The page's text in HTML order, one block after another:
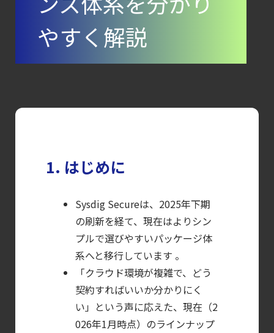
【ブログ】
CWPP（Cloud
Workload
Protection
GPU環境を守る新しい視点
セキュリティブリーフィング：
2026年6月
【ブログ】
JADEPUFFER
の進化：
エージェント型脅威アクターが
AI
やすく解説
1. はじめに
Sysdig Secureは、2025年下期
の刷新を経て、現在はよりシン
プルで選びやすいパッケージ体
系へと移行しています 。
「クラウド環境が複雑で、どう
契約すればいいか分かりにく
い」という声に応えた、現在（2
026年1月時点）のラインナップ